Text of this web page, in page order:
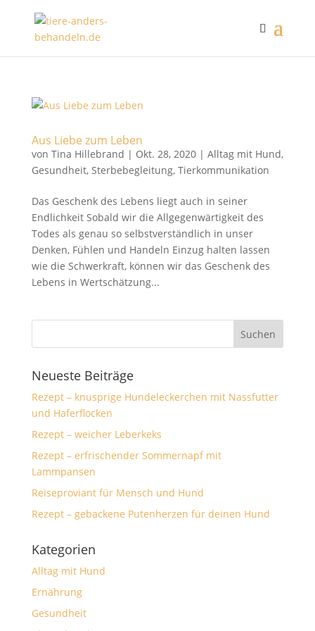
Aus Liebe zum Leben
von Tina Hillebrand | Okt. 28, 2020| Alltag mit Hund,
Gesundheit, Sterbebegleitung, Tierkommunikation
Das Geschenk des Lebens liegt auch in seiner
Endlichkeit Sobald wir die Allgegenwärtigkeit des
Todes als genau so selbstverständlich in unser
Denken, Fühlen und Handeln Einzug halten lassen
wie die Schwerkraft, können wir das Geschenk des
Lebens in Wertschätzung...
Neueste Beiträge
Rezept – knusprige Hundeleckerchen mit Nassfutter
und Haferflocken
Rezept – weicher Leberkeks
Rezept – erfrischender Sommernapf mit
Lammpansen
Reiseproviant für Mensch und Hund
Rezept – gebackene Putenherzen für deinen Hund
Kategorien
Alltag mit Hund
Ernährung
Gesundheit